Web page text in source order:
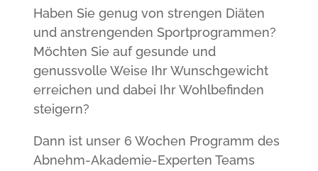
Haben Sie genug von strengen Diäten
und anstrengenden Sportprogrammen?
Möchten Sie auf gesunde und
genussvolle Weise Ihr Wunschgewicht
erreichen und dabei Ihr Wohlbefinden
steigern?
Dann ist unser 6 Wochen Programm des
Abnehm-Akademie-Experten Teams